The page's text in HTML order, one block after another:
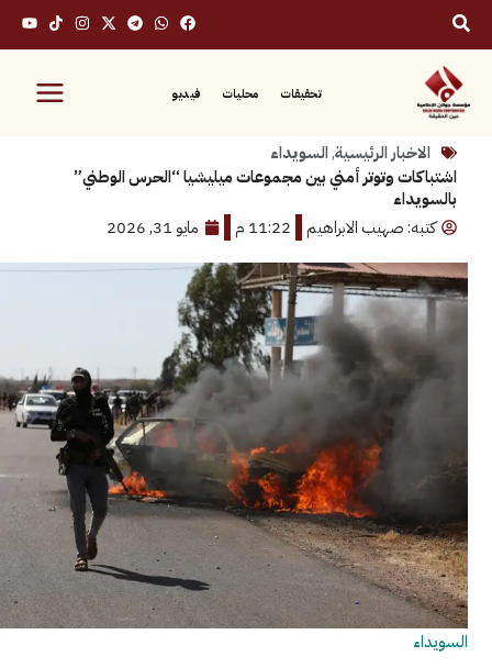
محليات فيديو
الرئيسية,السويداء
وتوتر أمني بين مجموعات ميليشيا “الحرس الوطني”
صهيب الابراهيم
11:22 م مايو 31, 2026